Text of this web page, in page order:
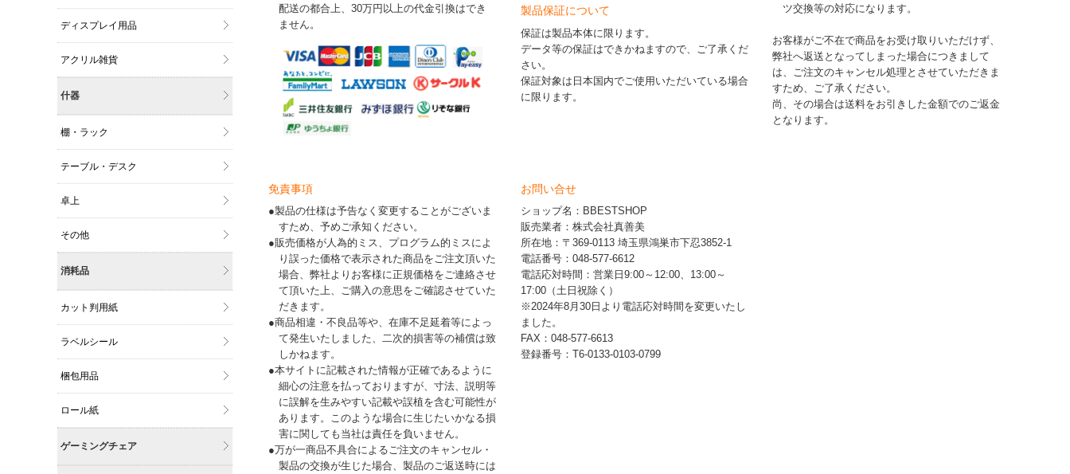
配送の都合上、30万円以上の代金引換はでき
ません。
製品保証について
保証は製品本体に限ります。
データ等の保証はできかねますので、ご了承くだ
さい。
保証対象は日本国内でご使用いただいている場合
に限ります。
ツ交換等の対応になります。
お客様がご不在で商品をお受け取りいただけず、
弊社へ返送となってしまった場合につきまして
は、ご注文のキャンセル処理とさせていただきま
すため、ご了承ください。
尚、その場合は送料をお引きした金額でのご返金
となります。
免責事項
●製品の仕様は予告なく変更することがございま
すため、予めご承知ください。
●販売価格が人為的ミス、プログラム的ミスによ
り誤った価格で表示された商品をご注文頂いた
場合、弊社よりお客様に正規価格をご連絡させ
て頂いた上、ご購入の意思をご確認させていた
だきます。
●商品相違・不良品等や、在庫不足延着等によっ
て発生いたしました、二次的損害等の補償は致
しかねます。
●本サイトに記載された情報が正確であるように
細心の注意を払っておりますが、寸法、説明等
に誤解を生みやすい記載や誤植を含む可能性が
あります。このような場合に生じたいかなる損
害に関しても当社は責任を負いません。
●万が一商品不具合によるご注文のキャンセル・
製品の交換が生じた場合、製品のご返送時には
お問い合せ
ショップ名：BBESTSHOP
販売業者：株式会社真善美
所在地：〒369-0113 埼玉県鴻巣市下忍3852-1
電話番号：048-577-6612
電話応対時間：営業日9:00～12:00、13:00～
17:00（土日祝除く）
※2024年8月30日より電話応対時間を変更いたし
ました。
FAX：048-577-6613
登録番号：T6-0133-0103-0799
ディスプレイ用品
アクリル雑貨
什器
棚・ラック
テーブル・デスク
卓上
その他
消耗品
カット判用紙
ラベルシール
梱包用品
ロール紙
ゲーミングチェア